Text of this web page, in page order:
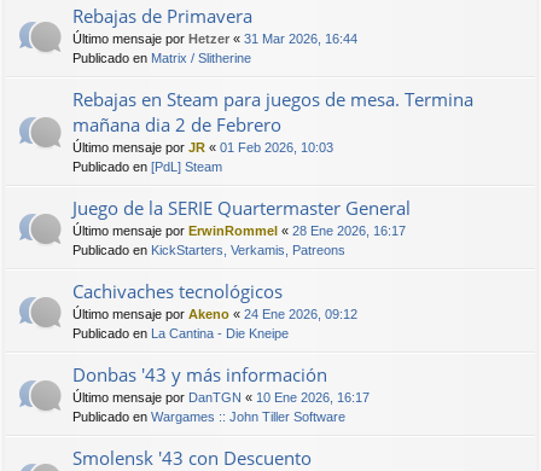
Rebajas de Primavera
Último mensaje por Hetzer « 31 Mar 2026, 16:44
Publicado en Matrix / Slitherine
Rebajas en Steam para juegos de mesa. Termina
mañana dia 2 de Febrero
Último mensaje por JR « 01 Feb 2026, 10:03
Publicado en [PdL] Steam
Juego de la SERIE Quartermaster General
Último mensaje por ErwinRommel « 28 Ene 2026, 16:17
Publicado en KickStarters, Verkamis, Patreons
Cachivaches tecnológicos
Último mensaje por Akeno « 24 Ene 2026, 09:12
Publicado en La Cantina - Die Kneipe
Donbas '43 y más información
Último mensaje por DanTGN « 10 Ene 2026, 16:17
Publicado en Wargames :: John Tiller Software
Smolensk '43 con Descuento